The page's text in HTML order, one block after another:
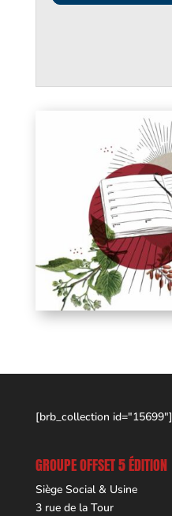
[brb_collection id="15699"]
GROUPE OFFSET 5 ÉDITION
Siège Social & Usine
3 rue de la Tour